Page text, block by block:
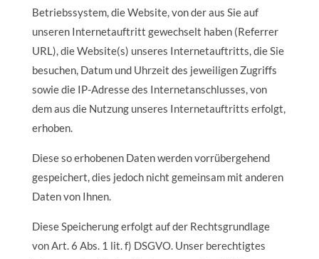
Betriebssystem, die Website, von der aus Sie auf
unseren Internetauftritt gewechselt haben (Referrer
URL), die Website(s) unseres Internetauftritts, die Sie
besuchen, Datum und Uhrzeit des jeweiligen Zugriffs
sowie die IP-Adresse des Internetanschlusses, von
dem aus die Nutzung unseres Internetauftritts erfolgt,
erhoben.
Diese so erhobenen Daten werden vorrübergehend
gespeichert, dies jedoch nicht gemeinsam mit anderen
Daten von Ihnen.
Diese Speicherung erfolgt auf der Rechtsgrundlage
von Art. 6 Abs. 1 lit. f) DSGVO. Unser berechtigtes